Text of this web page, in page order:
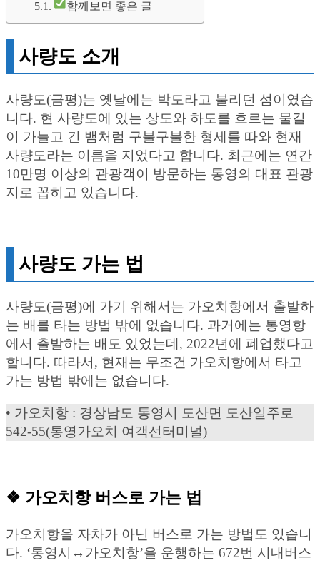
함께보면 좋은 글
사량도 소개
사량도(금평)는 옛날에는 박도라고 불리던 섬이였습
니다. 현 사량도에 있는 상도와 하도를 흐르는 물길
이 가늘고 긴 뱀처럼 구불구불한 형세를 따와 현재
사량도라는 이름을 지었다고 합니다. 최근에는 연간
10만명 이상의 관광객이 방문하는 통영의 대표 관광
지로 꼽히고 있습니다.
사량도 가는 법
사량도(금평)에 가기 위해서는 가오치항에서 출발하
는 배를 타는 방법 밖에 없습니다. 과거에는 통영항
에서 출발하는 배도 있었는데, 2022년에 폐업했다고
합니다. 따라서, 현재는 무조건 가오치항에서 타고
가는 방법 밖에는 없습니다.
• 가오치항 : 경상남도 통영시 도산면 도산일주로
542-55(통영가오치 여객선터미널)
❖ 가오치항 버스로 가는 법
가오치항을 자차가 아닌 버스로 가는 방법도 있습니
다. ‘통영시↔︎가오치항’을 운행하는 672번 시내버스